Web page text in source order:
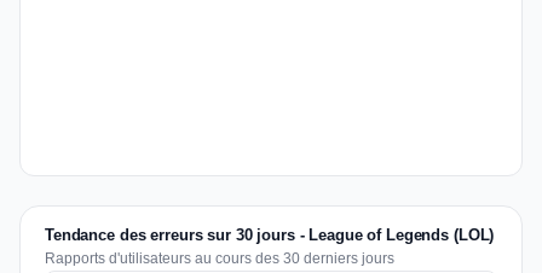
Tendance des erreurs sur 30 jours - League of Legends (LOL)
Rapports d'utilisateurs au cours des 30 derniers jours